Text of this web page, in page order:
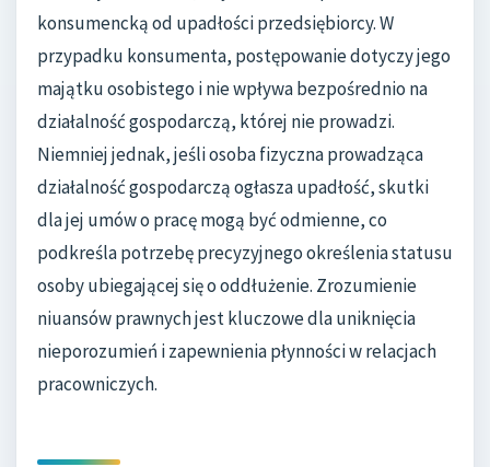
konsumencką od upadłości przedsiębiorcy. W
przypadku konsumenta, postępowanie dotyczy jego
majątku osobistego i nie wpływa bezpośrednio na
działalność gospodarczą, której nie prowadzi.
Niemniej jednak, jeśli osoba fizyczna prowadząca
działalność gospodarczą ogłasza upadłość, skutki
dla jej umów o pracę mogą być odmienne, co
podkreśla potrzebę precyzyjnego określenia statusu
osoby ubiegającej się o oddłużenie. Zrozumienie
niuansów prawnych jest kluczowe dla uniknięcia
nieporozumień i zapewnienia płynności w relacjach
pracowniczych.